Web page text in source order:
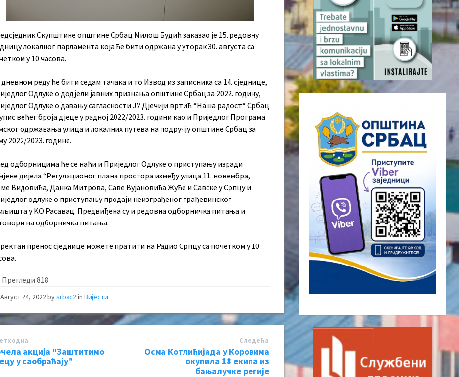
Скупштине општине Србац Милош Будић заказао је 15. редовну
локалног парламента која ће бити одржана у уторак 30. августа са
у 10 часова.
реду ће бити седам тачака и то Извод из записника са 14. сједнице,
Одлуке о додјели јавних признања општине Србац за 2022. годину,
Одлуке о давању сагласности ЈУ Дјечији вртић “Наша радост“ Србац
већег броја дјеце у радној 2022/2023. години као и Приједлог Програма
одржавања улица и локалних путева на подручју општине Србац за
2022/2023. године.
одборницима ће се наћи и Приједлог Одлуке о приступању изради
дијела “Регулационог плана простора између улица 11. новембра,
Видовића, Данка Митрова, Саве Вујановића Жуће и Савске у Српцу и
одлуке о приступању продаји неизграђеног грађевинског
у KО Расавац. Предвиђена су и редовна одборничка питања и
на одборничка питања.
пренос сједнице можете пратити на Радио Српцу са почетком у 10
Прегледи 818
Август 24, 2022 bysrbac2 in Вијести
акција "Заштитимо
у саобраћају"
Следећa
Осма Котлићијада у Коровима
окупила 18 екипа из
бањалучке регије